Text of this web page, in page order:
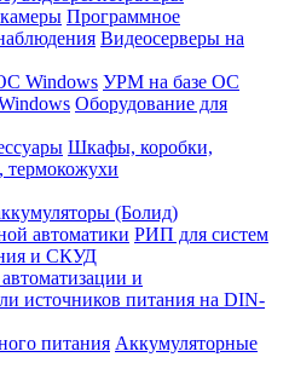
Программное
Видеосерверы на
Windows УРМ на базе ОС
Оборудование для
Шкафы, коробки,
термокожухи
(Болид)
автоматики РИП для систем
и СКУД
и
источников питания на DIN-
питания Аккумуляторные